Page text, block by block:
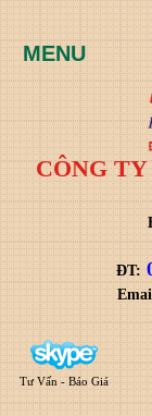
CÔNG
ĐT:
Tư Vấn - Báo Giá